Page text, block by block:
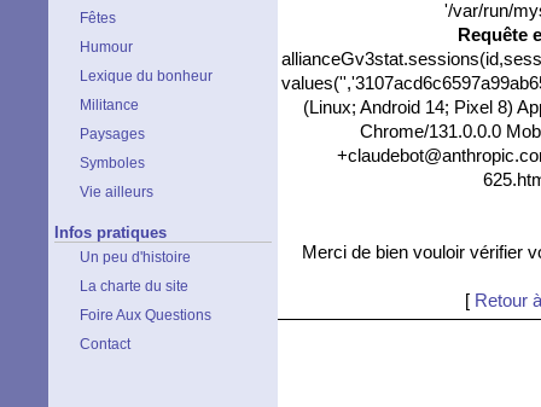
Fêtes
Humour
Lexique du bonheur
Militance
Paysages
Symboles
Vie ailleurs
Infos pratiques
Un peu d'histoire
La charte du site
Foire Aux Questions
Contact
'/var/run/
Requête
(Linux; Android 14; Pixel 8)
Chrome/131.0.0.0
Merci de bien vouloir vérifier
[ Retour